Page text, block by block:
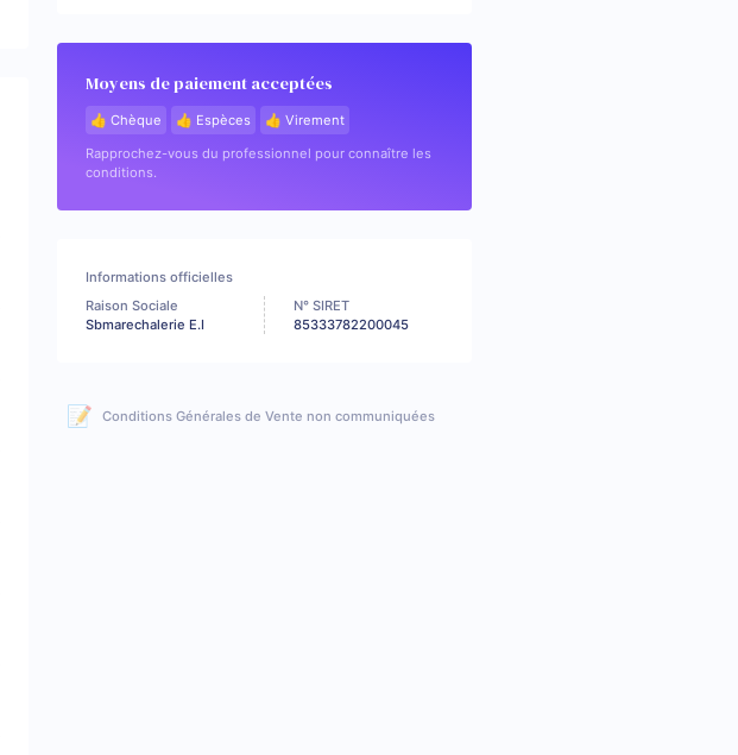
Moyens de paiement acceptées
👍 Chèque 👍 Espèces
👍 Virement
Rapprochez-vous du professionnel pour connaître les
conditions.
Informations officielles
Raison Sociale
Sbmarechalerie E.I
N° SIRET
85333782200045
📝 Conditions Générales de Vente non communiquées